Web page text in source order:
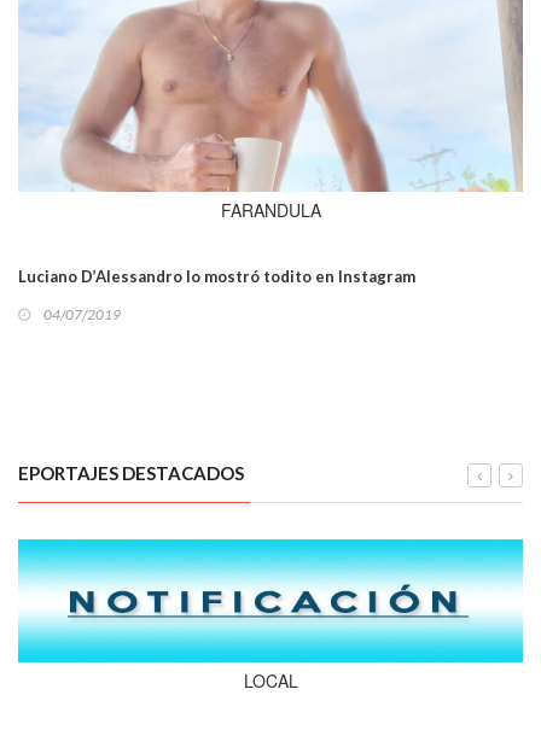
FARANDULA
Luciano D’Alessandro lo mostró todito en Instagram
04/07/2019
EPORTAJES DESTACADOS
LOCAL